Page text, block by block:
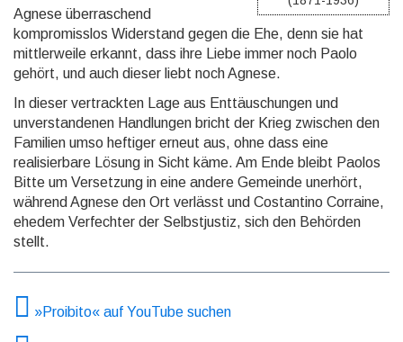
Agnese überraschend
kompromisslos Wi­der­stand gegen die Ehe, denn sie hat
mitt­ler­wei­le erkannt, dass ihre Liebe immer noch Paolo
gehört, und auch die­ser liebt noch Agnese.
In dieser vertrackten Lage aus Enttäuschungen und
unverstandenen Handlungen bricht der Krieg zwischen den
Familien umso heftiger erneut aus, ohne dass eine
realisierbare Lösung in Sicht käme. Am Ende bleibt Paolos
Bitte um Versetzung in eine andere Gemeinde unerhört,
während Agnese den Ort verlässt und Cos­tan­ti­no Corraine,
ehedem Verfechter der Selbstjustiz, sich den Behörden
stellt.
»Proibito« auf YouTube suchen